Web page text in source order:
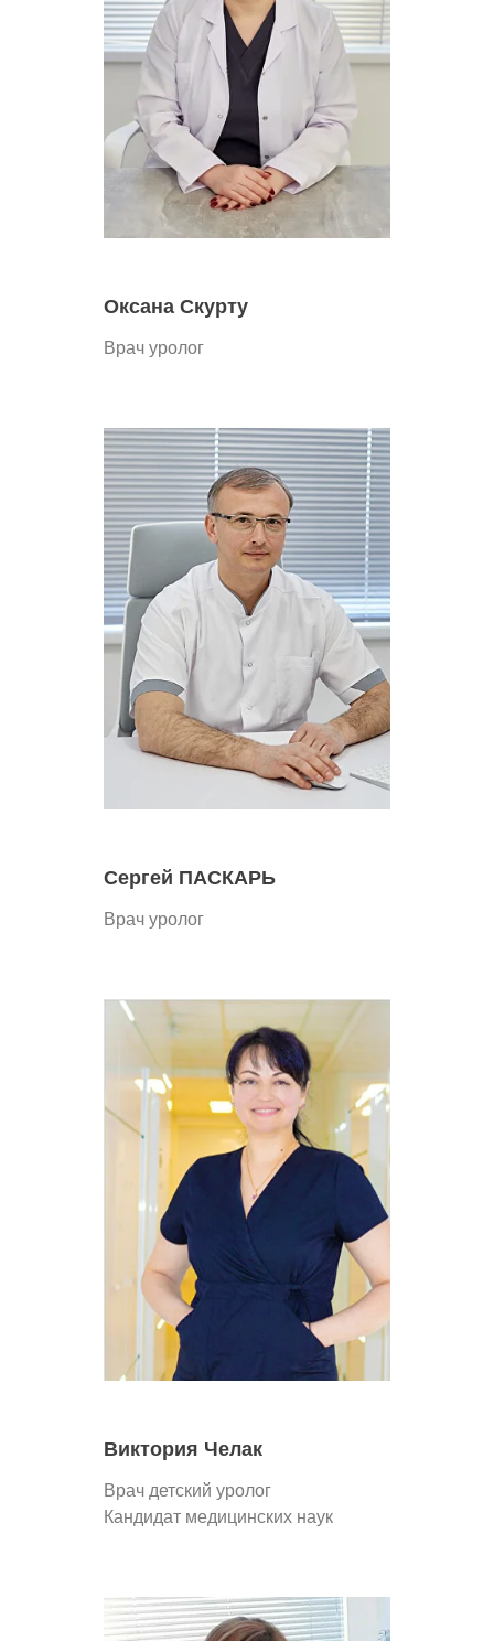
Оксана Скурту
Врач уролог
Сергей ПАСКАРЬ
Врач уролог
Виктория Челак
Врач детский уролог
Кандидат медицинских наук